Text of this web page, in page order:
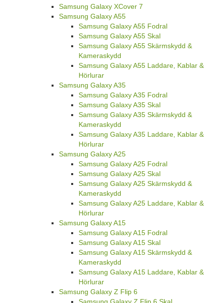
Samsung Galaxy XCover 7
Samsung Galaxy A55
Samsung Galaxy A55 Fodral
Samsung Galaxy A55 Skal
Samsung Galaxy A55 Skärmskydd &
Kameraskydd
Samsung Galaxy A55 Laddare, Kablar &
Hörlurar
Samsung Galaxy A35
Samsung Galaxy A35 Fodral
Samsung Galaxy A35 Skal
Samsung Galaxy A35 Skärmskydd &
Kameraskydd
Samsung Galaxy A35 Laddare, Kablar &
Hörlurar
Samsung Galaxy A25
Samsung Galaxy A25 Fodral
Samsung Galaxy A25 Skal
Samsung Galaxy A25 Skärmskydd &
Kameraskydd
Samsung Galaxy A25 Laddare, Kablar &
Hörlurar
Samsung Galaxy A15
Samsung Galaxy A15 Fodral
Samsung Galaxy A15 Skal
Samsung Galaxy A15 Skärmskydd &
Kameraskydd
Samsung Galaxy A15 Laddare, Kablar &
Hörlurar
Samsung Galaxy Z Flip 6